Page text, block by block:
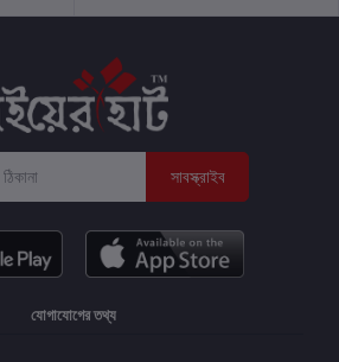
সাবস্ক্রাইব
যোগাযোগের তথ্য